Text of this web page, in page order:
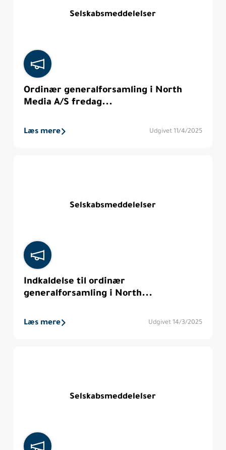
Selskabsmeddelelser
Ordinær generalforsamling i North
Media A/S fredag...
Læs mere Udgivet 11/4/2025
Selskabsmeddelelser
Indkaldelse til ordinær
generalforsamling i North...
Læs mere Udgivet 14/3/2025
Selskabsmeddelelser